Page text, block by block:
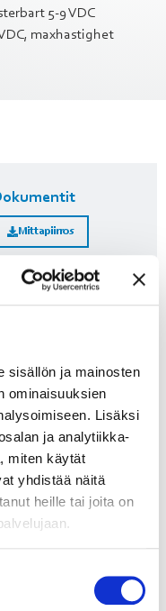
sisällön ja mainosten
ominaisuuksien
Lisäksi
ja analytiikka-
miten käytät
yhdistää näitä
heille tai joita on
5-9 VDC
maxhastighet
Mittapiirros
direktiivi ei koske alle
W puhaltimia. Yli 125 W
kohdalle on
läpäiseekö tuote
vaatimukset.